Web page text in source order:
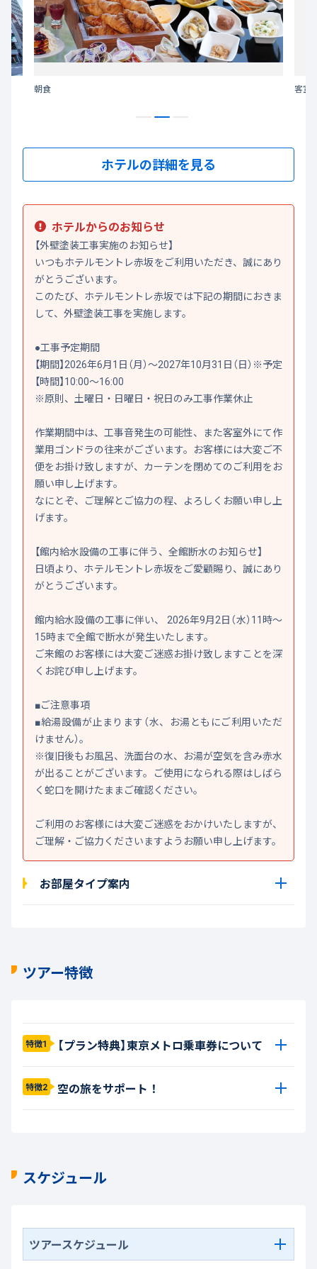
朝食 客室
ホテルの詳細を見る
ホテルからのお知らせ
【外壁塗装工事実施のお知らせ】
いつもホテルモントレ赤坂をご利用いただき、誠にあり
がとうございます。
このたび、ホテルモントレ赤坂では下記の期間におきま
して、外壁塗装工事を実施します。
●工事予定期間
【期間】2026年6月1日（月）～2027年10月31日（日）※予定
【時間】10:00～16:00
※原則、土曜日・日曜日・祝日のみ工事作業休止
作業期間中は、工事音発生の可能性、また客室外にて作
業用ゴンドラの往来がございます。お客様には大変ご不
便をお掛け致しますが、カーテンを閉めてのご利用をお
願い申し上げます。
なにとぞ、ご理解とご協力の程、よろしくお願い申し上
げます。
【館内給水設備の工事に伴う、全館断水のお知らせ】
日頃より、ホテルモントレ赤坂をご愛顧賜り、誠にあり
がとうございます。
館内給水設備の工事に伴い、 2026年9月2日（水）11時～
15時まで全館で断水が発生いたします。
ご来館のお客様には大変ご迷惑お掛け致しますことを深
くお詫び申し上げます。
■ご注意事項
■給湯設備が止まります（水、お湯ともにご利用いただ
けません）。
※復旧後もお風呂、洗面台の水、お湯が空気を含み赤水
が出ることがございます。ご使用になられる際はしばら
く蛇口を開けたままご確認ください。
ご利用のお客様には大変ご迷惑をおかけいたしますが、
ご理解・ご協力くださいますようお願い申し上げます。
お部屋タイプ案内
ツアー特徴
特徴1 【プラン特典】東京メトロ乗車券について
特徴2 空の旅をサポート！
スケジュール
ツアースケジュール